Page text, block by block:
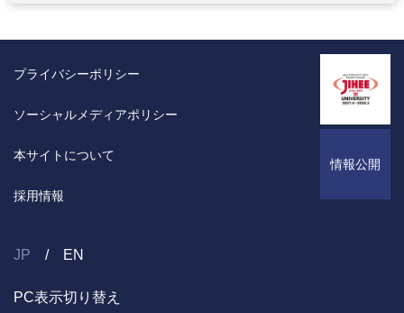
情報公開
プライバシーポリシー
ソーシャルメディアポリシー
本サイトについて
採用情報
JP EN
PC表示切り替え